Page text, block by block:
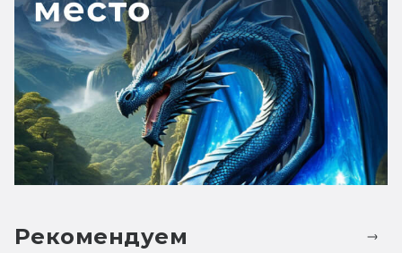
Рекомендуем